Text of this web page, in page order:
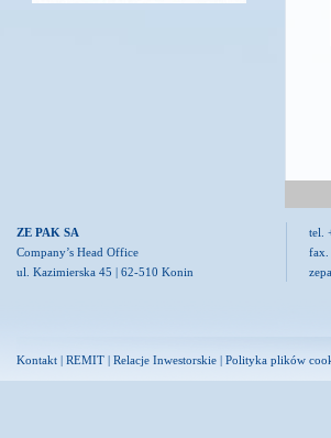
ZE PAK SA
Company’s Head Office
ul. Kazimierska 45 | 62-510 Konin
tel.
fax.
Kontakt | REMIT | Relacje Inwestorskie | Polityka plików